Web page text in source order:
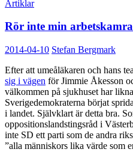
Artiklar
Rör inte min
2014-04-10 Stefan Bergmark
Efter att umeåläkaren och hans
sig i vägen för Jimmie Åkesson
välkommen på sjukhuset har
Sverigedemokraterna börjat
i landet. Självklart är detta bra.
oppositionslandstingsråd i
inte SD ett parti som de andra
”alla människors lika värde som